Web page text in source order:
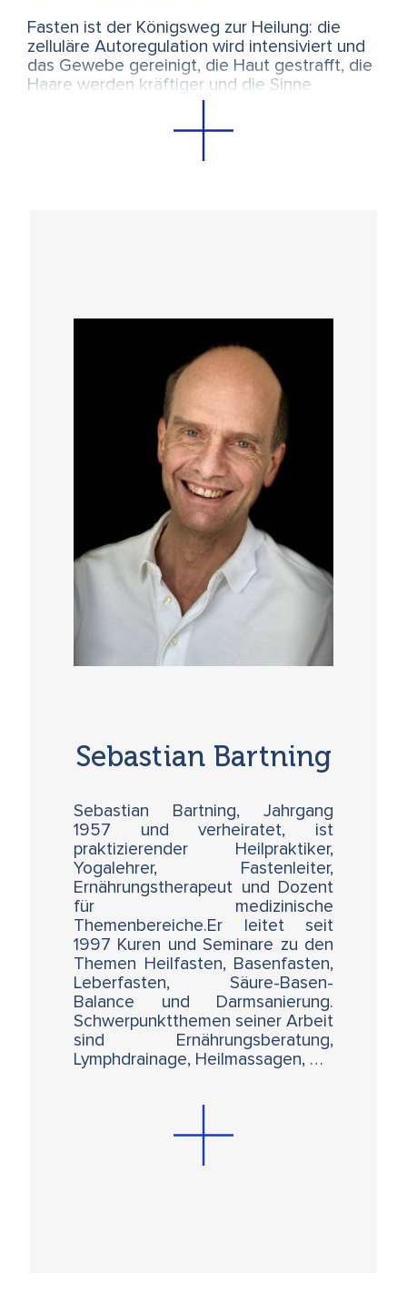
Fasten ist der Königsweg zur Heilung: die
zelluläre Autoregulation wird intensiviert und
das Gewebe gereinigt, die Haut gestrafft, die
Haare werden kräftiger und die Sinne
schärfen sich. Jede Therapie erbringt bessere
Viele Menschen nutzen das Fasten als
Buchinger-Fasten, Basenfasten, Reisfasten
Fastenleiter und Heilpraktiker aus
Leidenschaft. Lassen Sie sich begeistern.
Sebastian Bartning
Sebastian Bartning, Jahrgang
1957 und verheiratet, ist
praktizierender Heilpraktiker,
Yogalehrer, Fastenleiter,
Ernährungstherapeut und Dozent
für medizinische
Themenbereiche.Er leitet seit
1997 Kuren und Seminare zu den
Themen Heilfasten, Basenfasten,
Leberfasten, Säure-Basen-
Balance und Darmsanierung.
Schwerpunktthemen seiner Arbeit
sind Ernährungsberatung,
Lymphdrainage, Heilmassagen, …